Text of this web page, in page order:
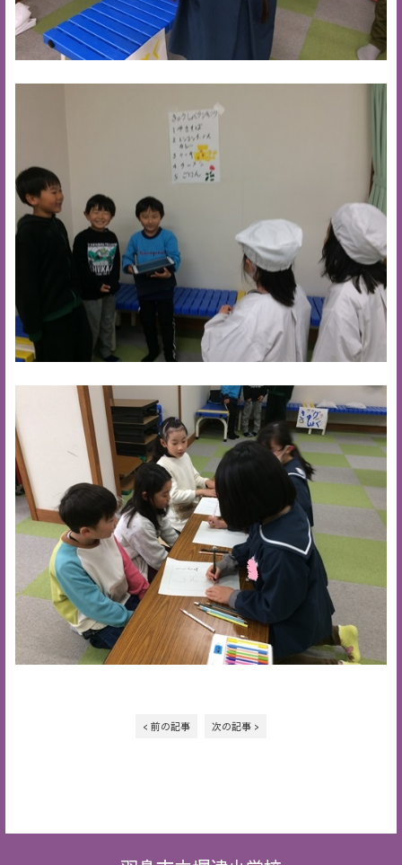
< 前の記事 次の記事 >